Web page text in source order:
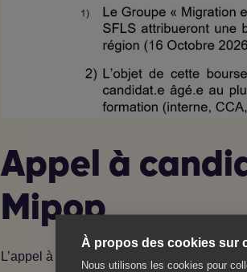
Appel à
Mipop
L’appel à candidature pour la bourse de
À propos des cookies sur
Nous utilisons les cookies pour